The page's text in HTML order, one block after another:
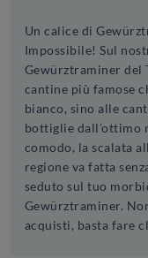
Un calice di
Impossibile! Sul
Gewürztraminer del
cantine più famose
bianco, sino alle
bottiglie dall’ottimo
comodo, la scalata
regione va fatta
seduto sul tuo
Gewürztraminer.
acquisti, basta fare